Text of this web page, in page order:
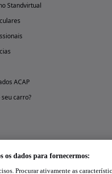
Standvirtual
ACAP
carro?
os dados para fornecermos:
Procurar ativamente as